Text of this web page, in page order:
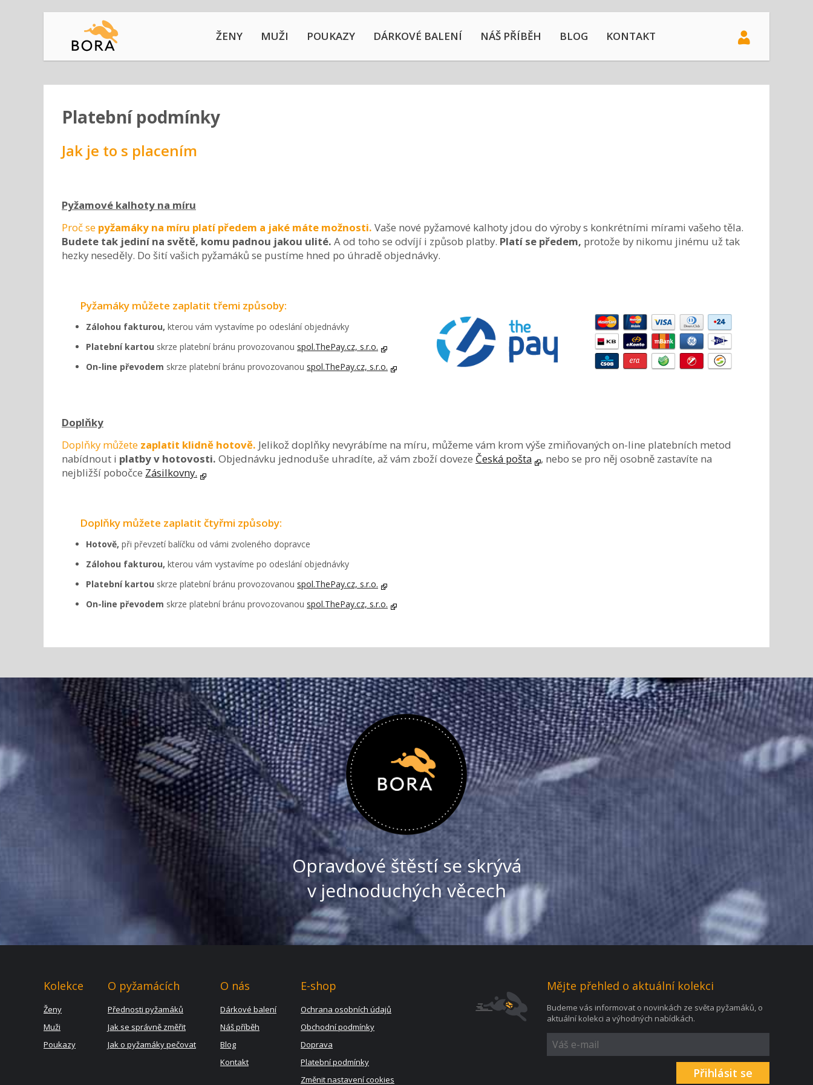
ŽENY MUŽI POUKAZY DÁRKOVÉ BALENÍ NÁŠ PŘÍBĚH BLOG KONTAKT
Platební podmínky
Jak je to s placením
Pyžamové kalhoty na míru
Proč se pyžamáky na míru platí předem a jaké máte možnosti. Vaše nové pyžamové kalhoty jdou do výroby s konkrétními mírami vašeho těla.
Budete tak jediní na světě, komu padnou jakou ulité. A od toho se odvíjí i způsob platby. Platí se předem, protože by nikomu jinému už tak
hezky neseděly. Do šití vašich pyžamáků se pustíme hned po úhradě objednávky.
Pyžamáky můžete zaplatit třemi způsoby:
Zálohou fakturou, kterou vám vystavíme po odeslání objednávky
Platební kartou skrze platební bránu provozovanou spol.ThePay.cz, s.r.o.
On-line převodem skrze platební bránu provozovanou spol.ThePay.cz, s.r.o.
Doplňky
Doplňky můžete zaplatit klidně hotově. Jelikož doplňky nevyrábíme na míru, můžeme vám krom výše zmiňovaných on-line platebních metod
nabídnout i platby v hotovosti. Objednávku jednoduše uhradíte, až vám zboží doveze Česká pošta
, nebo se pro něj osobně zastavíte na
nejbližší pobočce Zásilkovny.
Doplňky můžete zaplatit čtyřmi způsoby:
Hotově, při převzetí balíčku od vámi zvoleného dopravce
Zálohou fakturou, kterou vám vystavíme po odeslání objednávky
Platební kartou skrze platební bránu provozovanou spol.ThePay.cz, s.r.o.
On-line převodem skrze platební bránu provozovanou spol.ThePay.cz, s.r.o.
Opravdové štěstí se skrývá
v jednoduchých věcech
Kolekce
Ženy
Muži
Poukazy
O pyžamácích
Přednosti pyžamáků
Jak se správně změřit
Jak o pyžamáky pečovat
O nás
Dárkové balení
Náš příběh
Blog
Kontakt
E-shop
Ochrana osobních údajů
Obchodní podmínky
Doprava
Platební podmínky
Změnit nastavení cookies
Mějte přehled o aktuální kolekci
Budeme vás informovat o novinkách ze světa pyžamáků, o
aktuální kolekci a výhodných nabídkách.